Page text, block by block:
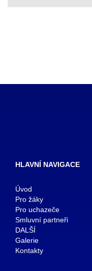
HLAVNÍ NAVIGACE
Úvod
Pro žáky
Pro uchazeče
Smluvní partneři
DALŠÍ
Galerie
Kontakty